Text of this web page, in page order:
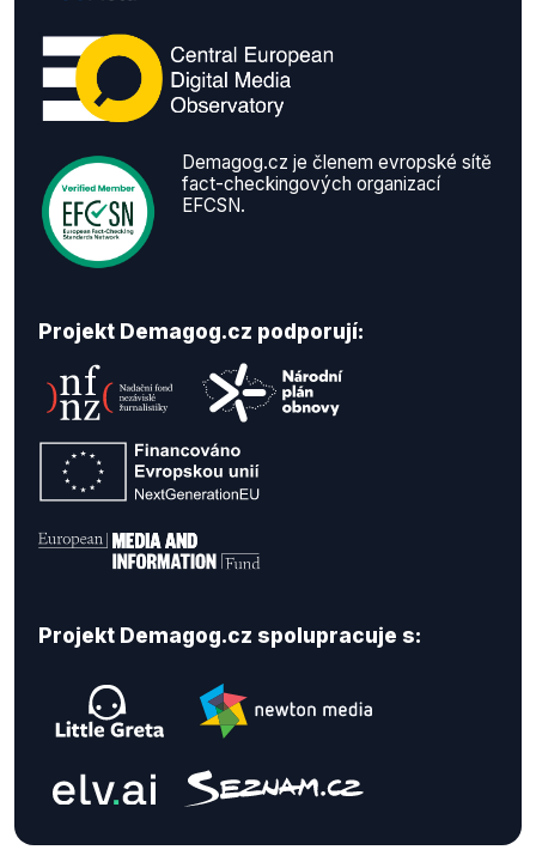
Demagog.cz je členem evropské sítě
fact-checkingových organizací
EFCSN.
Projekt Demagog.cz podporují:
Projekt Demagog.cz spolupracuje s: